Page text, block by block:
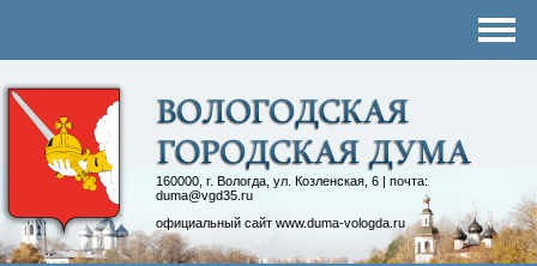
160000, г. Вологда, ул. Козленская, 6 | почта:
duma@vgd35.ru
официальный сайт www.duma-vologda.ru
Контакты
Депутатские объединения